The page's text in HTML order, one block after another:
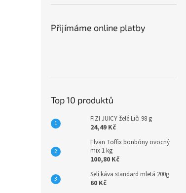
Přijímáme online platby
Top 10 produktů
FIZI JUICY želé Liči 98 g
24,49 Kč
Elvan Toffix bonbóny ovocný
mix 1 kg
100,80 Kč
Seli káva standard mletá 200g
60 Kč